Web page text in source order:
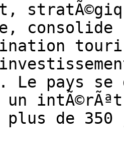
consolide
Le pays
plus de